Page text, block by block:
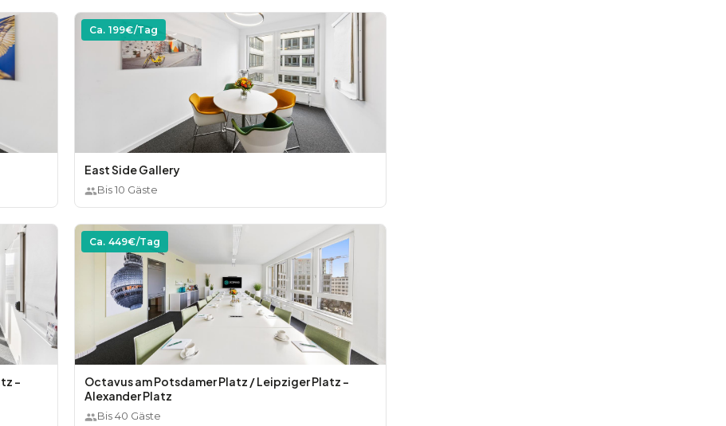
Ca. 199€/Tag
East Side Gallery
Bis10 Gäste
-
Ca. 449€/Tag
Octavus am Potsdamer Platz / Leipziger Platz -
Alexander Platz
Bis40 Gäste